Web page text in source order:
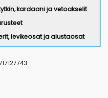
kardaani ja vetoakselit
levikeosat ja alustaosat